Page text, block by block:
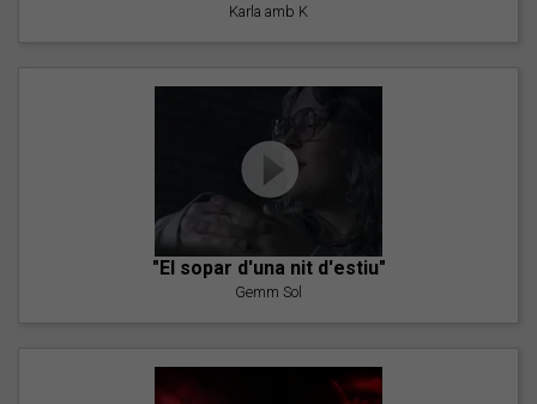
Karla amb K
"El sopar d'una nit d'estiu"
Gemm Sol